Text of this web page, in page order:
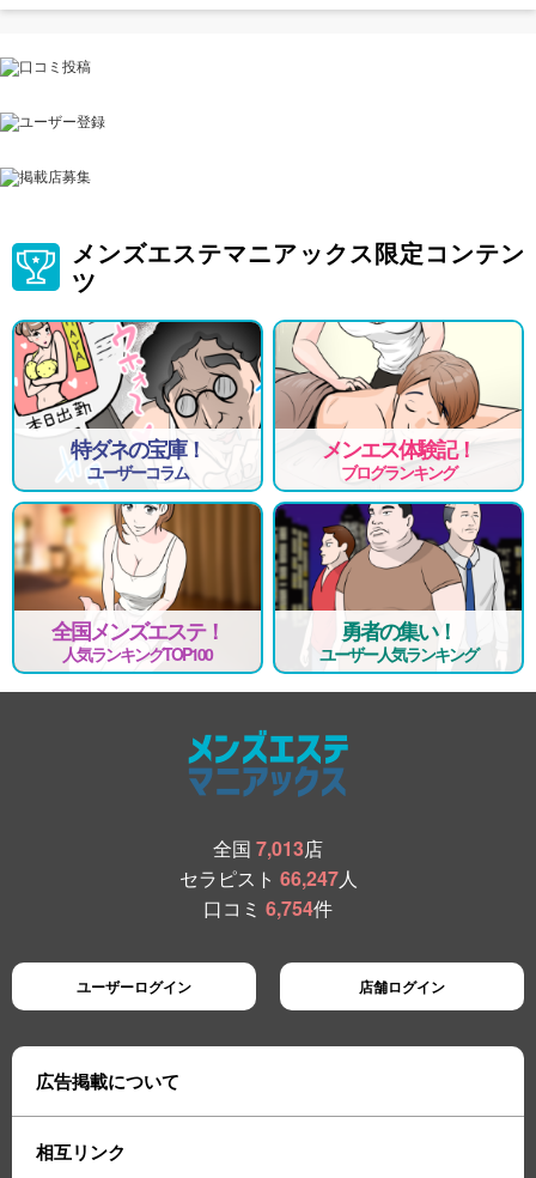
メンズエステマニアックス限定コンテン
ツ
特ダネの宝庫！
ユーザーコラム
メンエス体験記！
ブログランキング
全国メンズエステ！
人気ランキングTOP100
勇者の集い！
ユーザー人気ランキング
全国 7,013店
セラピスト 66,247人
口コミ 6,754件
ユーザーログイン 店舗ログイン
広告掲載について
相互リンク